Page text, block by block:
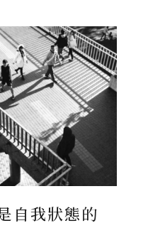
自我狀態的